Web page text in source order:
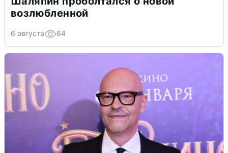
возлюбленной
6 августа 64